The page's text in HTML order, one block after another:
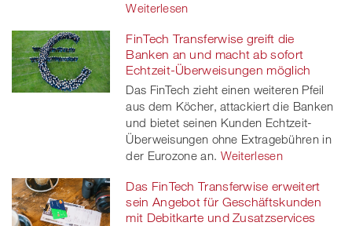
Weiterlesen
FinTech Transferwise greift die
Banken an und macht ab sofort
Echtzeit-Überweisungen möglich
Das FinTech zieht einen weiteren Pfeil
aus dem Köcher, attackiert die Banken
und bietet seinen Kunden Echtzeit-
Überweisungen ohne Extragebühren in
der Eurozone an. Weiterlesen
Das FinTech Transferwise erweitert
sein Angebot für Geschäftskunden
mit Debitkarte und Zusatzservices